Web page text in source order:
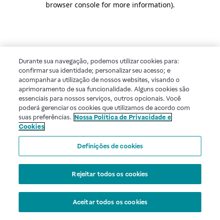
browser console for more information).
Durante sua navegação, podemos utilizar cookies para:
confirmar sua identidade; personalizar seu acesso; e
acompanhar a utilização de nossos websites, visando o
aprimoramento de sua funcionalidade. Alguns cookies são
essenciais para nossos serviços, outros opcionais. Você
poderá gerenciar os cookies que utilizamos de acordo com
suas preferências. Nossa Política de Privacidade e
Cookies
Definições de cookies
Rejeitar todos os cookies
Aceitar todos os cookies